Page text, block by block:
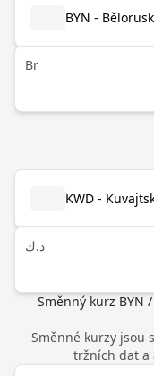
BYN -
Br
KWD -
د.ك
Směnný kurz BYN /
Směnné kurzy jsou
tržních dat a